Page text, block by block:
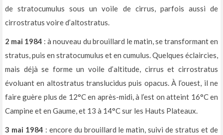
de stratocumulus sous un voile de cirrus, parfois aussi de
cirrostratus voire d’altostratus.
2 mai 1984 : à nouveau du brouillard le matin, se transformant en
stratus, puis en stratocumulus et en cumulus. Quelques éclaircies,
mais déjà se forme un voile d’altitude, cirrus et cirrostratus
évoluant en altostratus translucidus puis opacus. À l’ouest, il ne
faire guère plus de 12°C en après-midi, à l’est on atteint 16°C en
Campine et en Gaume, et 13 à 14°C sur les Hauts Plateaux.
3 mai 1984 : encore du brouillard le matin, suivi de stratus et de